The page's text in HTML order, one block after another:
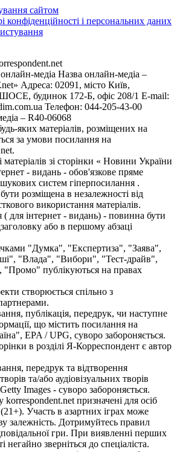
сайтом
конфіденційності і персональних даних
медіа Назва онлайн-медіа –
Адреса: 02091, місто Київ,
будинок 172-Б, офіс 208/1 E-mail:
Телефон: 044-205-43-00
– R40-06068
яких матеріалів, розміщених на
за умови посилання на
зі сторінки « Новини України
- видань - обов'язкове пряме
систем гіперпосилання .
розміщена в незалежності від
використання матеріалів.
( для інтернет - видань) - повинна бути
або в першому абзаці
"Думка", "Експертиза", "Заява",
"Влада", "Вибори", "Тест-драйв",
публікуються на правах
створюється спільно з
публікація, передрук, чи наступне
що містить посилання на
EPA / UPG, суворо забороняється.
в розділі Я-Корреспондент є автор
передрук та відтворення
та/або аудіовізуальних творів
Images - суворо забороняється.
korrespondent.net призначені для осіб
Участь в азартних іграх може
залежність. Дотримуйтесь правил
гри. При виявленні перших
негайно зверніться до спеціаліста.